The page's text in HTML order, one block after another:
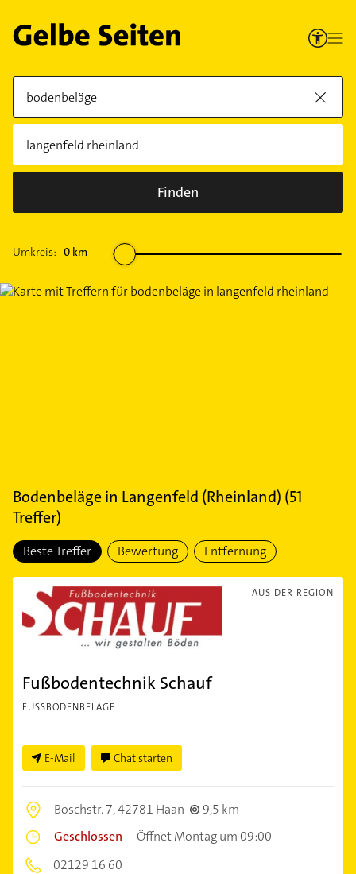
Finden
Umkreis: 0 km
Bodenbelägein Langenfeld (Rheinland) (51
Treffer)
Beste Treffer Bewertung Entfernung
AUS DER REGION
Fußbodentechnik Schauf
FUSSBODENBELÄGE
E-Mail Chat starten
Boschstr. 7,42781 Haan
9,5 km
Geschlossen –Öffnet Montag um 09:00
02129 16 60